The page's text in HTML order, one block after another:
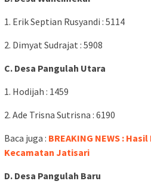
1. Erik Septian Rusyandi : 5114
2. Dimyat Sudrajat : 5908
C. Desa Pangulah Utara
1. Hodijah : 1459
2. Ade Trisna Sutrisna : 6190
Baca juga : BREAKING NEWS :
Kecamatan Jatisari
D. Desa Pangulah Baru